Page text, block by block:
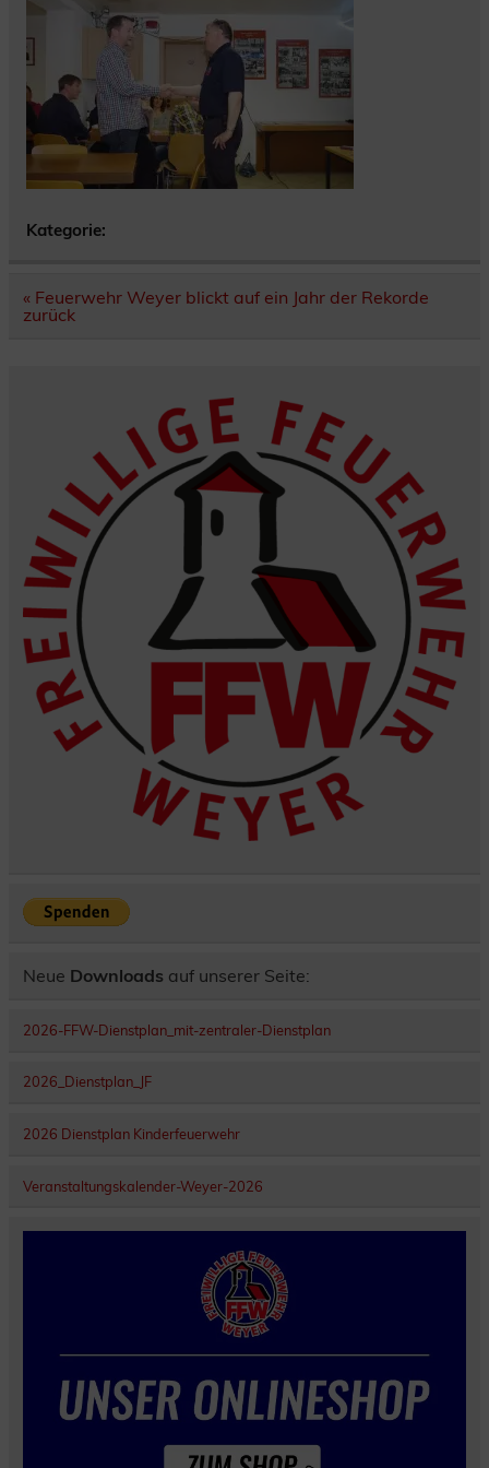
Kategorie:
Beitragsnavigation
« Feuerwehr Weyer blickt auf ein Jahr der Rekorde
zurück
Neue Downloads auf unserer Seite:
2026-FFW-Dienstplan_mit-zentraler-Dienstplan
2026_Dienstplan_JF
2026 Dienstplan Kinderfeuerwehr
Veranstaltungskalender-Weyer-2026